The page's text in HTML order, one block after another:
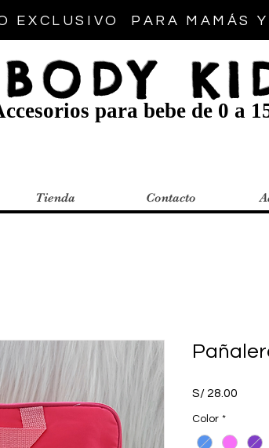
EXCLUSIVO PARA MAMÁS Y
para bebe de 0 a
Tienda Contacto
S/ 28.00
Color *